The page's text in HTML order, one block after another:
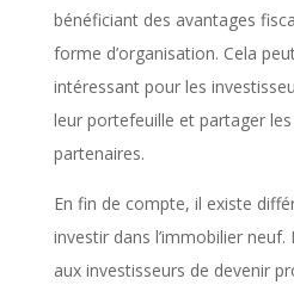
bénéficiant des avantages
forme d’organisation. Cela
intéressant pour les
leur portefeuille et partager les
partenaires.
En fin de compte, il existe
investir dans l’immobilier
aux investisseurs de devenir